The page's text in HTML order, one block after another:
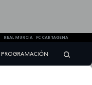
REAL MURCIA FC CARTAGENA
PROGRAMACIÓN